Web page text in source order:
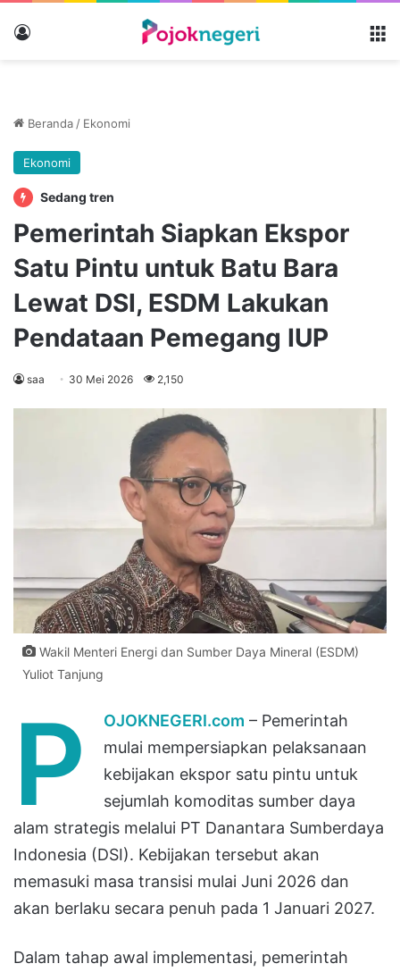
Beranda / Ekonomi
Ekonomi
Sedang tren
Pemerintah Siapkan Ekspor
Satu Pintu untuk Batu Bara
Lewat DSI, ESDM Lakukan
Pendataan Pemegang IUP
saa 30 Mei 2026 2,150
Wakil Menteri Energi dan Sumber Daya Mineral (ESDM)
Yuliot Tanjung
P OJOKNEGERI.com – Pemerintah
mulai mempersiapkan pelaksanaan
kebijakan ekspor satu pintu untuk
sejumlah komoditas sumber daya
alam strategis melalui PT Danantara Sumberdaya
Indonesia (DSI). Kebijakan tersebut akan
memasuki masa transisi mulai Juni 2026 dan
akan berlaku secara penuh pada 1 Januari 2027.
Dalam tahap awal implementasi, pemerintah